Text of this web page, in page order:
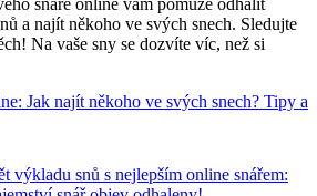
a najít někoho ve svých snech. Sledujte
Na vaše sny se dozvíte víc, než si
Jak najít někoho ve svých snech? Tipy a